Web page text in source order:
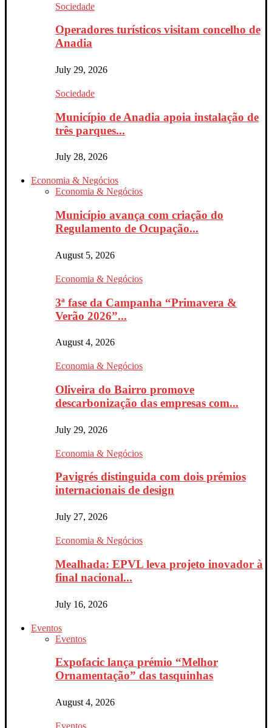
Sociedade
Operadores turísticos visitam concelho de
Anadia
July 29, 2026
Sociedade
Município de Anadia apoia instalação de
três parques...
July 28, 2026
Economia & Negócios
Economia & Negócios
Município avança com criação do
Regulamento de Ocupação...
August 5, 2026
Economia & Negócios
3ª fase da Campanha “Primavera &
Verão 2026”...
August 4, 2026
Economia & Negócios
Oliveira do Bairro promove
descarbonização das empresas com...
July 29, 2026
Economia & Negócios
Pavigrés distinguida com dois prémios
internacionais de design
July 27, 2026
Economia & Negócios
Mealhada: EPVL leva projeto inovador à
final nacional...
July 16, 2026
Eventos
Eventos
Expofacic lança prémio “Melhor
Ornamentação” das tasquinhas
August 4, 2026
Eventos